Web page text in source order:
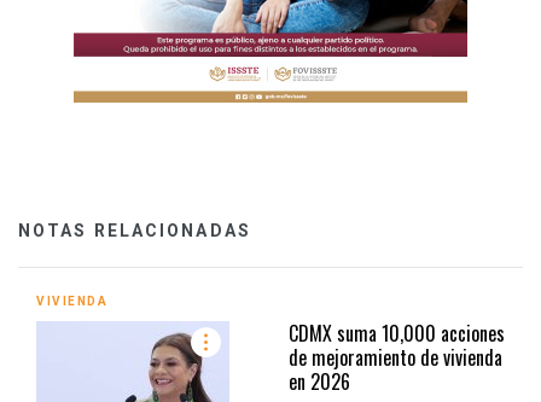
NOTAS RELACIONADAS
VIVIENDA
CDMX suma 10,000 acciones
de mejoramiento de vivienda
en 2026